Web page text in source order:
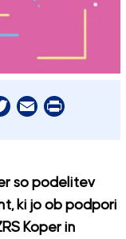
Twitter
EmailPrint
so podelitev
ki jo ob podpori
Koper in